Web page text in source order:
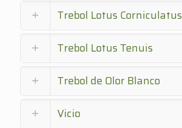
Trebol Lotus Corniculatus
Trebol Lotus Tenuis
Trebol de Olor Blanco
Vicio